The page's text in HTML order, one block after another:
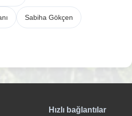
Sabiha Gökçen
Hızlı bağlantılar